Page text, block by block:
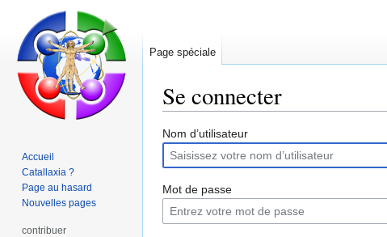
Se connecter
Aller
la
navigation
Aller
la
recherche
Nom d’utilisateur
Mot de passe
Page spéciale
Accueil
Catallaxia ?
Page au hasard
Nouvelles pages
contribuer